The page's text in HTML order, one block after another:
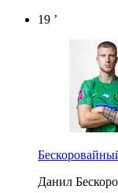
19 ’
Данил